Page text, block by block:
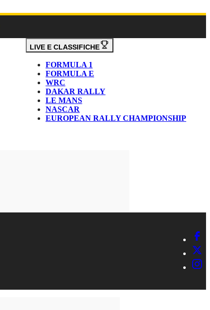
LIVE E CLASSIFICHE
FORMULA 1
FORMULA E
WRC
DAKAR RALLY
LE MANS
NASCAR
EUROPEAN RALLY CHAMPIONSHIP